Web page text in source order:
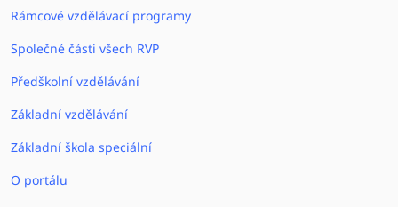
Rámcové vzdělávací programy
Společné části všech RVP
Předškolní vzdělávání
Základní vzdělávání
Základní škola speciální
O portálu